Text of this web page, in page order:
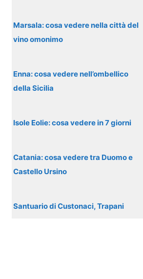
Marsala: cosa vedere nella città del
vino omonimo
Enna: cosa vedere nell’ombellico
della Sicilia
Isole Eolie: cosa vedere in 7 giorni
Catania: cosa vedere tra Duomo e
Castello Ursino
Santuario di Custonaci, Trapani